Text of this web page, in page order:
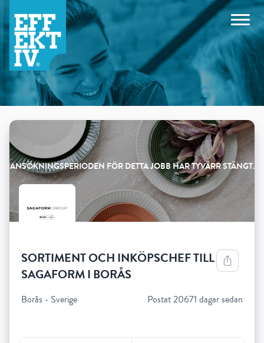
Products
SORTIMENT OCH INKÖPSCHEF TILL
SAGAFORM I BORÅS
Borås • Sverige Postat 20671 dagar sedan